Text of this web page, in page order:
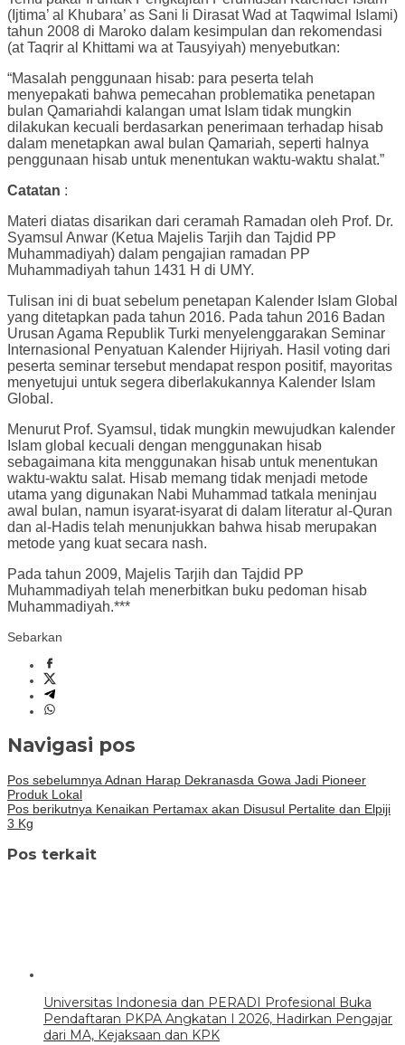
(Ijtima’ al Khubara’ as Sani li Dirasat Wad at Taqwimal Islami)
tahun 2008 di Maroko dalam kesimpulan dan rekomendasi
(at Taqrir al Khittami wa at Tausyiyah) menyebutkan:
“Masalah penggunaan hisab: para peserta telah
menyepakati bahwa pemecahan problematika penetapan
bulan Qamariahdi kalangan umat Islam tidak mungkin
dilakukan kecuali berdasarkan penerimaan terhadap hisab
dalam menetapkan awal bulan Qamariah, seperti halnya
penggunaan hisab untuk menentukan waktu-waktu shalat.”
Catatan :
Materi diatas disarikan dari ceramah Ramadan oleh Prof. Dr.
Syamsul Anwar (Ketua Majelis Tarjih dan Tajdid PP
Muhammadiyah) dalam pengajian ramadan PP
Muhammadiyah tahun 1431 H di UMY.
Tulisan ini di buat sebelum penetapan Kalender Islam Global
yang ditetapkan pada tahun 2016. Pada tahun 2016 Badan
Urusan Agama Republik Turki menyelenggarakan Seminar
Internasional Penyatuan Kalender Hijriyah. Hasil voting dari
peserta seminar tersebut mendapat respon positif, mayoritas
menyetujui untuk segera diberlakukannya Kalender Islam
Global.
Menurut Prof. Syamsul, tidak mungkin mewujudkan kalender
Islam global kecuali dengan menggunakan hisab
sebagaimana kita menggunakan hisab untuk menentukan
waktu-waktu salat. Hisab memang tidak menjadi metode
utama yang digunakan Nabi Muhammad tatkala meninjau
awal bulan, namun isyarat-isyarat di dalam literatur al-Quran
dan al-Hadis telah menunjukkan bahwa hisab merupakan
metode yang kuat secara nash.
Pada tahun 2009, Majelis Tarjih dan Tajdid PP
Muhammadiyah telah menerbitkan buku pedoman hisab
Muhammadiyah.***
Sebarkan
Navigasi pos
Pos sebelumnya Adnan Harap Dekranasda Gowa Jadi Pioneer
Produk Lokal
Pos berikutnya Kenaikan Pertamax akan Disusul Pertalite dan Elpiji
3 Kg
Pos terkait
Universitas Indonesia dan PERADI Profesional Buka
Pendaftaran PKPA Angkatan I 2026, Hadirkan Pengajar
dari MA, Kejaksaan dan KPK